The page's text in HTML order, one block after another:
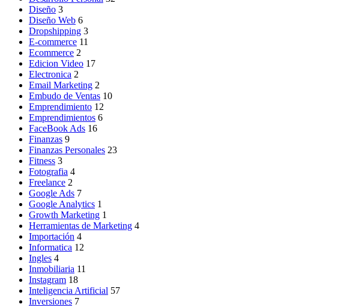
Diseño 3
Diseño Web 6
Dropshipping 3
E-commerce 11
Ecommerce 2
Edicion Video 17
Electronica 2
Email Marketing 2
Embudo de Ventas 10
Emprendimiento 12
Emprendimientos 6
FaceBook Ads 16
Finanzas 9
Finanzas Personales 23
Fitness 3
Fotografia 4
Freelance 2
Google Ads 7
Google Analytics 1
Growth Marketing 1
Herramientas de Marketing 4
Importación 4
Informatica 12
Ingles 4
Inmobiliaria 11
Instagram 18
Inteligencia Artificial 57
Inversiones 7